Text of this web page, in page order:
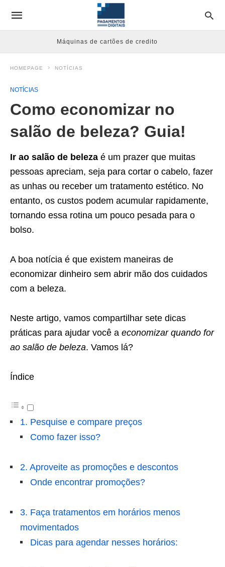
Máquinas de cartões de credito
HOMEPAGE NOTÍCIAS
NOTÍCIAS
Como economizar no
salão de beleza? Guia!
Ir ao salão de beleza é um prazer que muitas
pessoas apreciam, seja para cortar o cabelo, fazer
as unhas ou receber um tratamento estético. No
entanto, os custos podem acumular rapidamente,
tornando essa rotina um pouco pesada para o
bolso.
A boa notícia é que existem maneiras de
economizar dinheiro sem abrir mão dos cuidados
com a beleza.
Neste artigo, vamos compartilhar sete dicas
práticas para ajudar você a economizar quando for
ao salão de beleza. Vamos lá?
Índice
1. Pesquise e compare preços
Como fazer isso?
2. Aproveite as promoções e descontos
Onde encontrar promoções?
3. Faça tratamentos em horários menos
movimentados
Dicas para agendar nesses horários: